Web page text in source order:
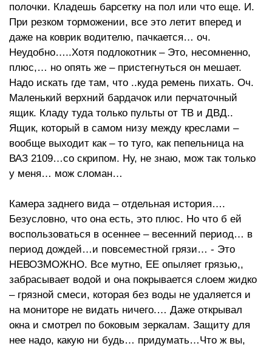
полочки. Кладешь барсетку на пол или что еще. И.
При резком торможении, все это летит вперед и
даже на коврик водителю, пачкается… оч.
Неудобно…..Хотя подлокотник – Это, несомненно,
плюс,… но опять же – пристегнуться он мешает.
Надо искать где там, что ..куда ремень пихать. Оч.
Маленький верхний бардачок или перчаточный
ящик. Кладу туда только пульты от ТВ и ДВД..
Ящик, который в самом низу между креслами –
вообще выходит как – то туго, как пепельница на
ВАЗ 2109…со скрипом. Ну, не знаю, мож так только
у меня… мож сломан…
Камера заднего вида – отдельная история….
Безусловно, что она есть, это плюс. Но что б ей
воспользоваться в осеннее – весенний период… в
период дождей…и повсеместной грязи… - Это
НЕВОЗМОЖНО. Все мутно, ЕЕ опыляет грязью,,
забрасывает водой и она покрывается слоем жидко
– грязной смеси, которая без воды не удаляется и
на мониторе не видать ничего.… Даже открывал
окна и смотрел по боковым зеркалам. Защиту для
нее надо, какую ни будь… придумать…Что ж вы,